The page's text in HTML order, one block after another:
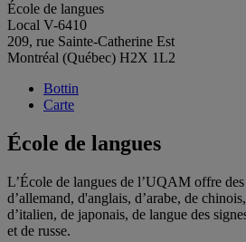
École de langues
Local V-6410
209, rue Sainte-Catherine Est
Montréal (Québec) H2X 1L2
Bottin
Carte
École de langues
L’École de langues de l’UQAM offre
d’allemand, d'anglais, d’arabe, de
d’italien, de japonais, de langue des
et de russe.